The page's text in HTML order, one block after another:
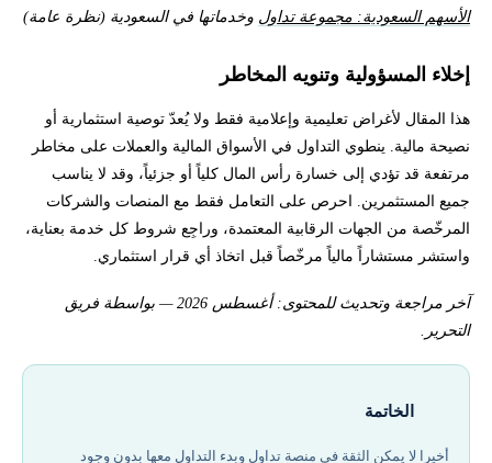
الأسهم السعودية: مجموعة تداول وخدماتها في السعودية (نظرة عامة)
إخلاء المسؤولية وتنويه المخاطر
هذا المقال لأغراض تعليمية وإعلامية فقط ولا يُعدّ توصية استثمارية أو
نصيحة مالية. ينطوي التداول في الأسواق المالية والعملات على مخاطر
مرتفعة قد تؤدي إلى خسارة رأس المال كلياً أو جزئياً، وقد لا يناسب
جميع المستثمرين. احرص على التعامل فقط مع المنصات والشركات
المرخّصة من الجهات الرقابية المعتمدة، وراجِع شروط كل خدمة بعناية،
واستشر مستشاراً مالياً مرخّصاً قبل اتخاذ أي قرار استثماري.
آخر مراجعة وتحديث للمحتوى: أغسطس 2026 — بواسطة فريق
التحرير.
الخاتمة
أخيرا لا يمكن الثقة في منصة تداول وبدء التداول معها بدون وجود